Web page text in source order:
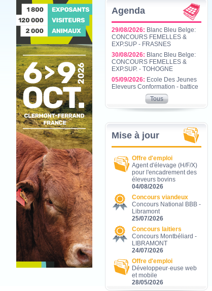
Agenda
29/08/2026: Blanc Bleu Belge:
CONCOURS FEMELLES &
EXP.SUP - FRASNES
30/08/2026: Blanc Bleu Belge:
CONCOURS FEMELLES &
EXP.SUP. - TOHOGNE
05/09/2026: Ecole Des Jeunes
Eleveurs Conformation - battice
Tous
Mise à jour
Offre d'emploi
Agent d'élevage (H/F/X)
pour l'encadrement des
éleveurs bovins
04/08/2026
Concours viandeux
Concours National BBB -
Libramont
25/07/2026
Concours laitiers
Concours Montbéliard -
LIBRAMONT
24/07/2026
Offre d'emploi
Développeur·euse web
et mobile
28/05/2026